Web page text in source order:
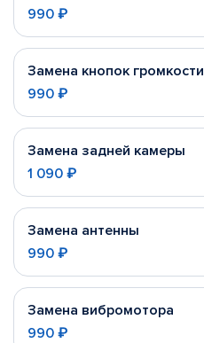
990 ₽
Замена кнопок громкости
990 ₽
Замена задней камеры
1 090 ₽
Замена антенны
990 ₽
Замена вибромотора
990 ₽